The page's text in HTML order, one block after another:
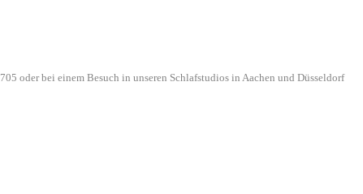
oder bei einem Besuch in unseren Schlafstudios in Aachen und Düsseldorf